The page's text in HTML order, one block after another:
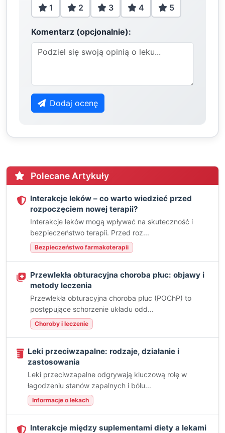
1 2 3 4 5
Komentarz (opcjonalnie):
Dodaj ocenę
Polecane Artykuły
Interakcje leków – co warto wiedzieć przed
rozpoczęciem nowej terapii?
Interakcje leków mogą wpływać na skuteczność i
bezpieczeństwo terapii. Przed roz...
Bezpieczeństwo farmakoterapii
Przewlekła obturacyjna choroba płuc: objawy i
metody leczenia
Przewlekła obturacyjna choroba płuc (POChP) to
postępujące schorzenie układu odd...
Choroby i leczenie
Leki przeciwzapalne: rodzaje, działanie i
zastosowania
Leki przeciwzapalne odgrywają kluczową rolę w
łagodzeniu stanów zapalnych i bólu...
Informacje o lekach
Interakcje między suplementami diety a lekami